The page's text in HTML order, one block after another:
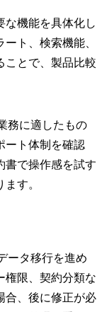
な機能を具体化し
ト、検索機能、
ことで、製品比較
務に適したもの
ート体制を確認
書で操作感を試す
す。
ータ移行を進め
権限、契約分類な
合、後に修正が必